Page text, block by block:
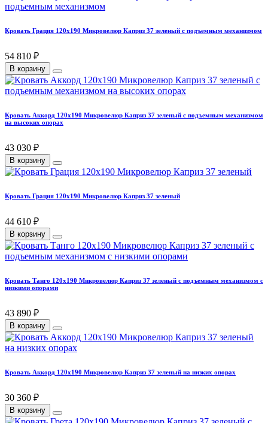
Кровать Грация 120х190 Микровелюр Каприз 37 зеленый с подъемным механизмом
54 810 ₽
В корзину
Кровать Аккорд 120х190 Микровелюр Каприз 37 зеленый с подъемным механизмом
на высоких опорах
43 030 ₽
В корзину
Кровать Грация 120х190 Микровелюр Каприз 37 зеленый
44 610 ₽
В корзину
Кровать Танго 120х190 Микровелюр Каприз 37 зеленый с подъемным механизмом с
низкими опорами
43 890 ₽
В корзину
Кровать Аккорд 120х190 Микровелюр Каприз 37 зеленый на низких опорах
30 360 ₽
В корзину